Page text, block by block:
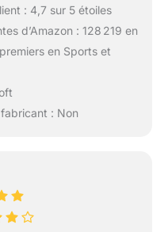
: 4,7 sur 5 étoiles
d’Amazon : 128 219 en
en Sports et
: Non